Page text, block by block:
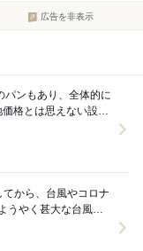
広告を非表示